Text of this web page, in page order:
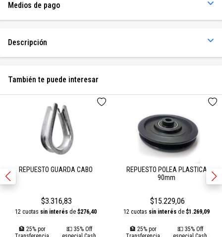
Medios de pago
Descripción
También te puede interesar
REPUESTO GUARDA CABO
$3.316,83
12 cuotas sin interésde $276,40
🏦 25% por
💵 35% Off
REPUESTO POLEA PLASTICA
90mm
$15.229,06
12 cuotas sin interés de $1.269,09
🏦 25% por
💵 35% Off